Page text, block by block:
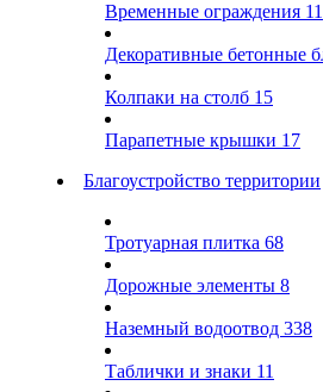
Временные ограждения 11
Декоративные бетонные
Колпаки на столб 15
Парапетные крышки 17
Благоустройство территории
Тротуарная плитка 68
Дорожные элементы 8
Наземный водоотвод 338
Таблички и знаки 11